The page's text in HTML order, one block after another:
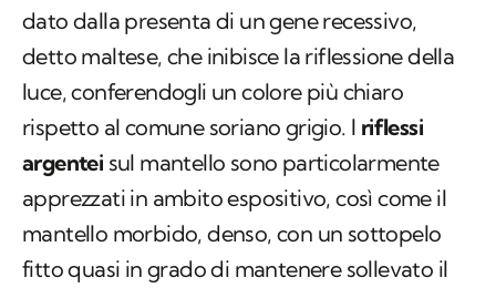
dato dalla presenta di un gene recessivo,
detto maltese, che inibisce la riflessione della
luce, conferendogli un colore più chiaro
rispetto al comune soriano grigio. I riflessi
argentei sul mantello sono particolarmente
apprezzati in ambito espositivo, così come il
mantello morbido, denso, con un sottopelo
fitto quasi in grado di mantenere sollevato il